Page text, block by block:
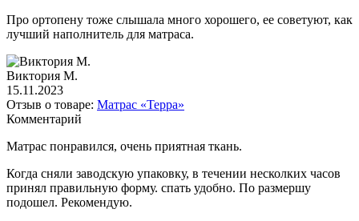
Про ортопену тоже слышала много хорошего, ее советуют, как
лучший наполнитель для матраса.
Виктория М.
15.11.2023
Отзыв о товаре: Матрас «Терра»
Комментарий
Матрас понравился, очень приятная ткань.
Когда сняли заводскую упаковку, в течении несколких часов
принял правильную форму. спать удобно. По размершу
подошел. Рекомендую.